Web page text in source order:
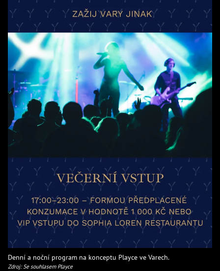
Denní a noční program na konceptu Playce ve Varech.
Zdroj: Se souhlasem Playce